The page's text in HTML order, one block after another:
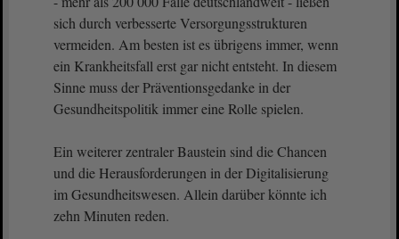
sich durch verbesserte Versorgungsstrukturen
vermeiden. Am besten ist es übrigens immer, wenn
ein Krankheitsfall erst gar nicht entsteht. In diesem
Sinne muss der Präventionsgedanke in der
Gesundheitspolitik immer eine Rolle spielen.
Ein weiterer zentraler Baustein sind die Chancen
und die Herausforderungen in der Digitalisierung
im Gesundheitswesen. Allein darüber könnte ich
zehn Minuten reden.